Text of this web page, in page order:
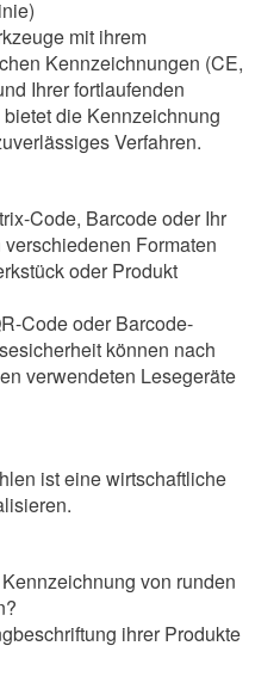
mit ihrem
Kennzeichnungen (CE,
Ihrer fortlaufenden
die Kennzeichnung
Verfahren.
Code, Barcode oder Ihr
Formaten
oder Produkt
Code oder Barcode-
können nach
verwendeten Lese­geräte
ist eine wirtschaftliche
von runden
ihrer Produkte